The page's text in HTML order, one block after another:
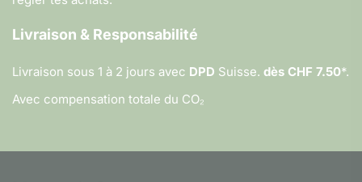
Livraison & Responsabilité
Livraison sous 1 à 2 jours avec DPD Suisse. dès CHF 7.50*.
Avec compensation totale du CO₂